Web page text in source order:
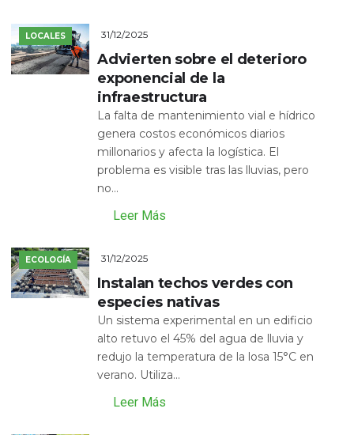
LOCALES 31/12/2025
Advierten sobre el deterioro
exponencial de la
infraestructura
La falta de mantenimiento vial e hídrico
genera costos económicos diarios
millonarios y afecta la logística. El
problema es visible tras las lluvias, pero
no...
Leer Más
ECOLOGÍA 31/12/2025
Instalan techos verdes con
especies nativas
Un sistema experimental en un edificio
alto retuvo el 45% del agua de lluvia y
redujo la temperatura de la losa 15°C en
verano. Utiliza...
Leer Más